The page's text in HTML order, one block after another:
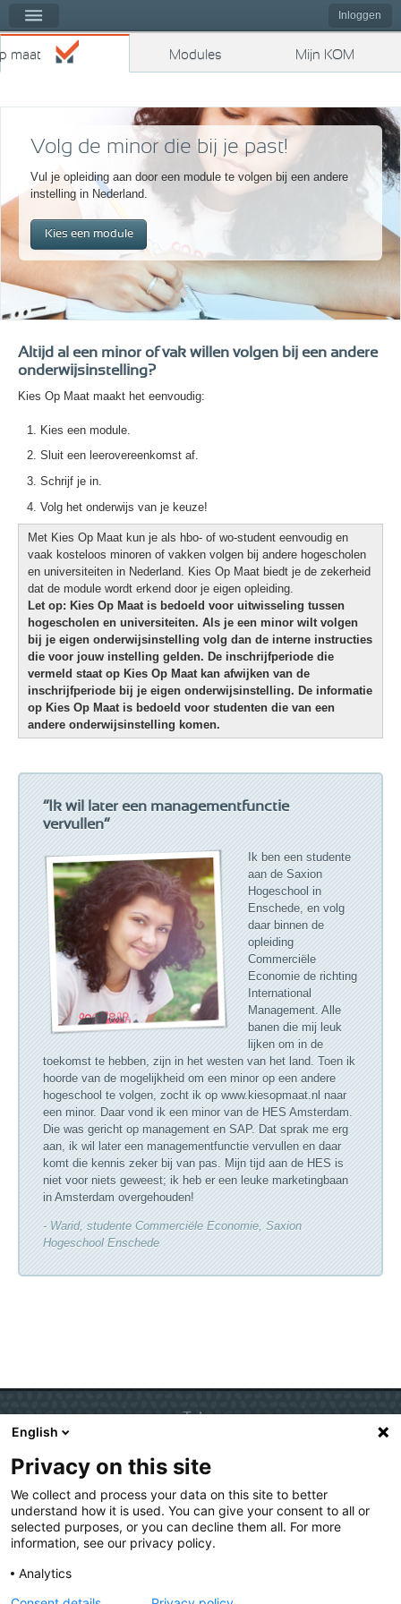
Kies op maat
maat Modules Mijn KOM
Inloggen
Volg de minor die bij je past!
Vul je opleiding aan door een module te volgen bij een andere
instelling in Nederland.
Kies een module
Altijd al een minor of vak willen volgen bij een andere
onderwijsinstelling?
Kies Op Maat maakt het eenvoudig:
Kies een module.
Sluit een leerovereenkomst af.
Schrijf je in.
Volg het onderwijs van je keuze!
Met Kies Op Maat kun je als hbo- of wo-student eenvoudig en
vaak kosteloos minoren of vakken volgen bij andere hogescholen
en universiteiten in Nederland. Kies Op Maat biedt je de zekerheid
dat de module wordt erkend door je eigen opleiding.
Let op: Kies Op Maat is bedoeld voor uitwisseling tussen
hogescholen en universiteiten. Als je een minor wilt volgen
bij je eigen onderwijsinstelling volg dan de interne instructies
die voor jouw instelling gelden. De inschrijfperiode die
vermeld staat op Kies Op Maat kan afwijken van de
inschrijfperiode bij je eigen onderwijsinstelling. De informatie
op Kies Op Maat is bedoeld voor studenten die van een
andere onderwijsinstelling komen.
“Ik wil later een managementfunctie
vervullen”
Ik ben een studente
aan de Saxion
Hogeschool in
Enschede, en volg
daar binnen de
opleiding
Commerciële
Economie de richting
International
Management. Alle
banen die mij leuk
lijken om in de
toekomst te hebben, zijn in het westen van het land. Toen ik
hoorde van de mogelijkheid om een minor op een andere
hogeschool te volgen, zocht ik op www.kiesopmaat.nl naar
een minor. Daar vond ik een minor van de HES Amsterdam.
Die was gericht op management en SAP. Dat sprak me erg
aan, ik wil later een managementfunctie vervullen en daar
komt die kennis zeker bij van pas. Mijn tijd aan de HES is
niet voor niets geweest; ik heb er een leuke marketingbaan
in Amsterdam overgehouden!
- Warid, studente Commerciële Economie, Saxion
Hogeschool Enschede
Talen
English
Kies
Copyright 2016 - Kies op maat
Onderdeel van
English
Privacy on this site
We collect and process your data on this site to better
understand how it is used. You can give your consent to all or
selected purposes, or you can decline them all. For more
information, see our privacy policy.
Analytics